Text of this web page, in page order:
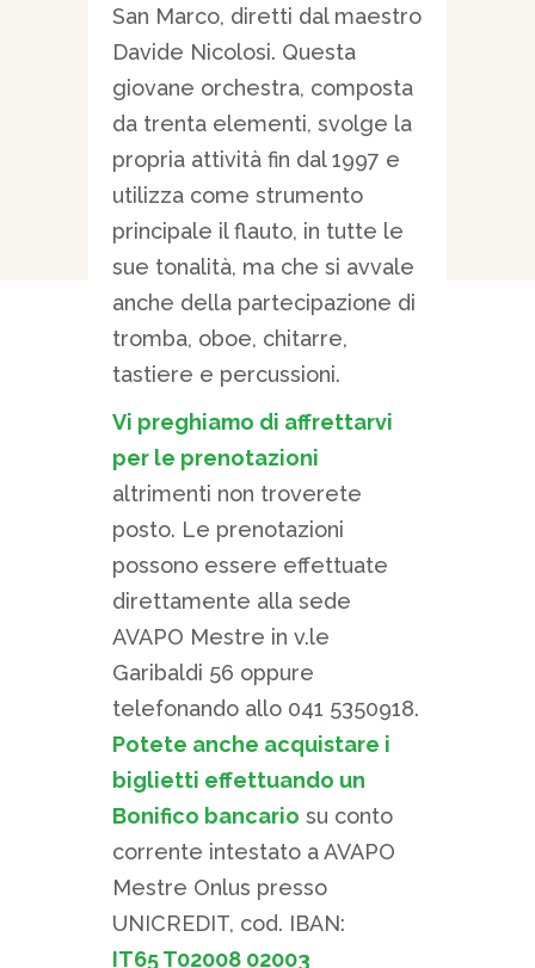
San Marco, diretti dal maestro
Davide Nicolosi. Questa
giovane orchestra, composta
da trenta elementi, svolge la
propria attività fin dal 1997 e
utilizza come strumento
principale il flauto, in tutte le
sue tonalità, ma che si avvale
anche della partecipazione di
tromba, oboe, chitarre,
tastiere e percussioni.
Vi preghiamo di affrettarvi
per le prenotazioni
altrimenti non troverete
posto. Le prenotazioni
possono essere effettuate
direttamente alla sede
AVAPO Mestre in v.le
Garibaldi 56 oppure
telefonando allo 041 5350918.
Potete anche acquistare i
biglietti effettuando un
Bonifico bancario su conto
corrente intestato a AVAPO
Mestre Onlus presso
UNICREDIT, cod. IBAN:
IT65 T02008 02003